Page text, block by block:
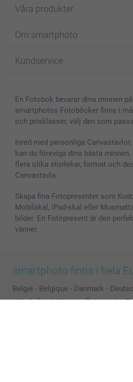
Våra produkter
Fotokort
Fotoböcker
Skal till Mobil & Surfplatta
MyNameBook
Fotoramar & Tillbehör
Presentkort
Alla fotoprodukter
Om smartphoto
För affiliates
Sitemap
Villkor och garantier
Kundservice
smartbonus
Priser & betalning
En Fotobok bevarar dina minnen
smartphotos Fotoböcker finns i
och prisklasser, välj den som
Inred med personliga
kan du föreviga dina bästa
flera olika storlekar, format och
Canvastavla.
Skapa fina Fotopresenter som
Mobilskal, iPad-skal eller
bilder. En Fotopresent är den
vänner.
smartphoto finns i hela
België - Belgique - Danmark -
- Nederland - Norge - Österreich -